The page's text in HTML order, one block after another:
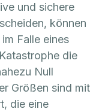
und sichere
können
Falle eines
die
Null
Größen sind mit
die eine